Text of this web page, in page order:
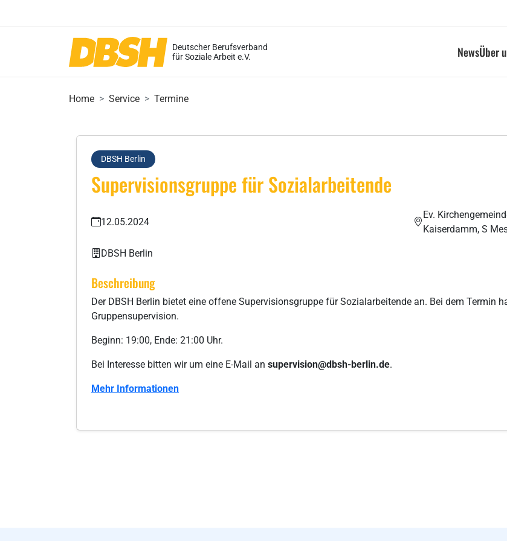
Deutscher Berufsverband
für Soziale Arbeit e.V.
NewsÜber
Home Service Termine
DBSH Berlin
Supervisionsgruppe für Sozialarbeitende
12.05.2024
Ev.
Kaiserdamm, S
DBSH Berlin
Beschreibung
Der DBSH Berlin bietet eine offene Supervisionsgruppe für Sozialarbeitende an. Bei dem Termin
Gruppensupervision.
Beginn: 19:00, Ende: 21:00 Uhr.
Bei Interesse bitten wir um eine E-Mail an supervision@dbsh-berlin.de.
Mehr Informationen